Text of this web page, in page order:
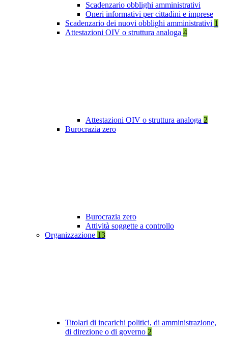
Scadenzario obblighi amministrativi
Oneri informativi per cittadini e imprese
Scadenzario dei nuovi obblighi amministrativi 1
Attestazioni OIV o struttura analoga 4
Attestazioni OIV o struttura analoga 2
Burocrazia zero
Burocrazia zero
Attività soggette a controllo
Organizzazione 13
Titolari di incarichi politici, di amministrazione,
di direzione o di governo 2